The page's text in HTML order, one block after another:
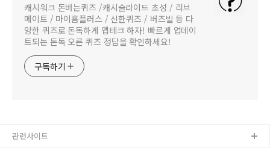
캐시워크 돈버는퀴즈 /캐시슬라이드 초성 / 리브
메이트 / 마이홈플러스 / 신한퀴즈 / 버즈빌 등 다
양한 퀴즈로 돈독하게 앱테크 하자! 빠르게 업데이
트되는 돈독 오른 퀴즈 정답을 확인하세요!
구독하기
관련사이트